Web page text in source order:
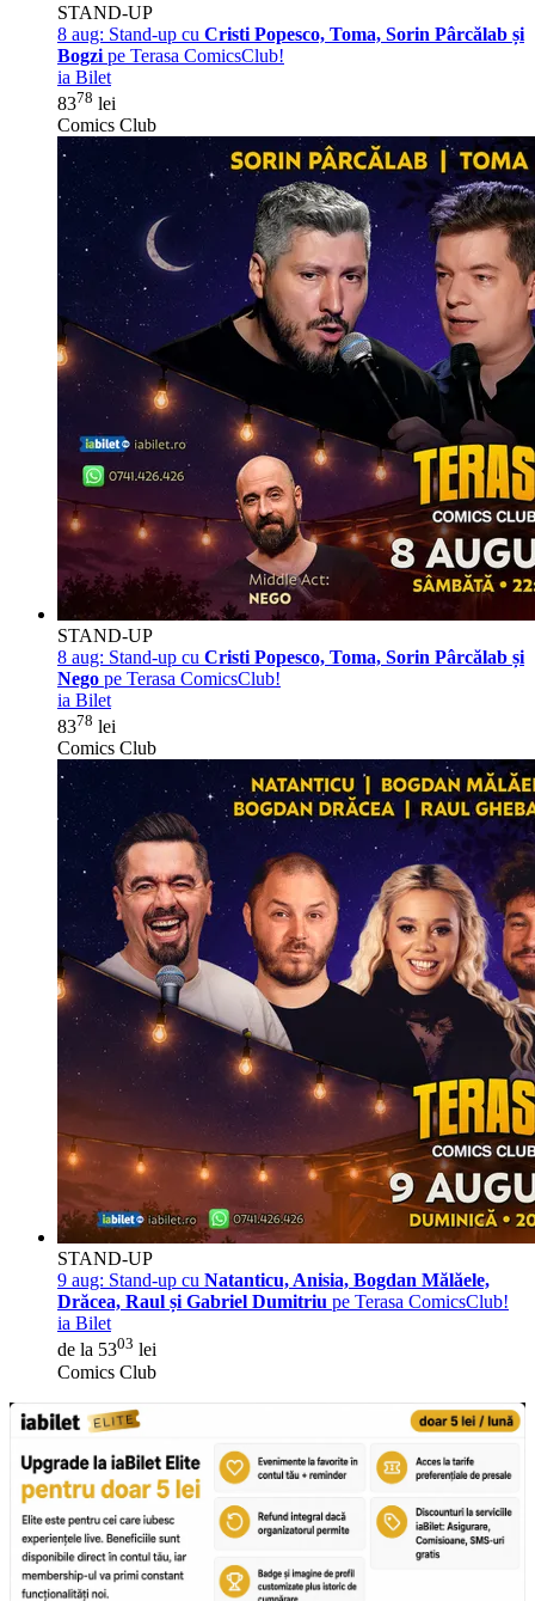
STAND-UP
8 aug: Stand-up cu Cristi Popesco, Toma, Sorin Pârcălab și
Bogzi pe Terasa ComicsClub!
ia Bilet
8378 lei
Comics Club
STAND-UP
8 aug: Stand-up cu Cristi Popesco, Toma, Sorin Pârcălab și
Nego pe Terasa ComicsClub!
ia Bilet
8378 lei
Comics Club
STAND-UP
9 aug: Stand-up cu Natanticu, Anisia, Bogdan Mălăele,
Drăcea, Raul și Gabriel Dumitriu pe Terasa ComicsClub!
ia Bilet
de la 5303 lei
Comics Club